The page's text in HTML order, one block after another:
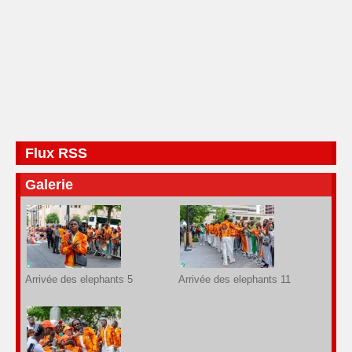
Flux RSS
Galerie
Arrivée des elephants 5 Arrivée des elephants 11